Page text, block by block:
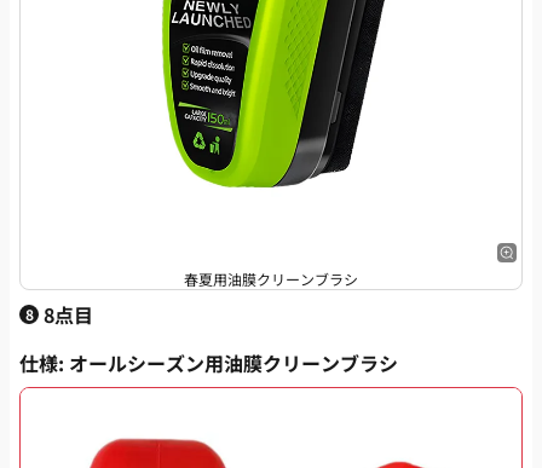
春夏用油膜クリーンブラシ
8 8点目
仕様: オールシーズン用油膜クリーンブラシ